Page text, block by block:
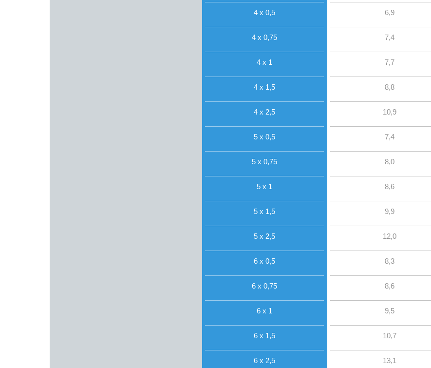
4 x 0,5 6,9
4 x 0,75 7,4
4 x 1 7,7
4 x 1,5 8,8
4 x 2,5 10,9
5 x 0,5 7,4
5 x 0,75 8,0
5 x 1 8,6
5 x 1,5 9,9
5 x 2,5 12,0
6 x 0,5 8,3
6 x 0,75 8,6
6 x 1 9,5
6 x 1,5 10,7
6 x 2,5 13,1